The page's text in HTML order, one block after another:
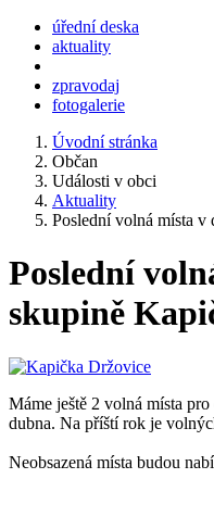
úřední deska
aktuality
zpravodaj
fotogalerie
Úvodní stránka
Občan
Události v obci
Aktuality
Poslední volná místa v
Poslední
skupině
Máme ještě 2 volná místa
dubna. Na příští rok je
Neobsazená místa budou